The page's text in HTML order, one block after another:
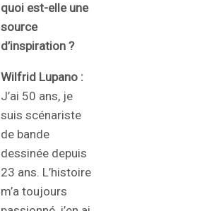
quoi est-elle une
source
d’inspiration ?
Wilfrid Lupano :
J’ai 50 ans, je
suis scénariste
de bande
dessinée depuis
23 ans. L’histoire
m’a toujours